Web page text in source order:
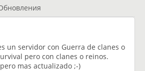
un servidor con Guerra de clanes o
pero con clanes o reinos.
mas actualizado ;-)